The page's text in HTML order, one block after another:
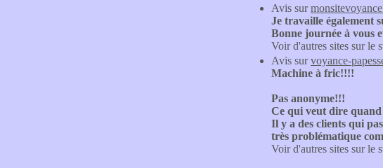
Avis sur
Je travaille également
Bonne journée à vous
Voir d'autres sites sur le
Avis survoyance-
Machine à fric!!!!
Pas anonyme!!!
Ce qui veut dire quand
Il y a des clients qui
très problématique
Voir d'autres sites sur le